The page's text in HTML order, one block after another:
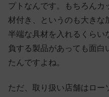
プトなんです。もちろんカ
材付き、というのも大きな
半端な具材を入れるくらい
負する製品があっても面白
たんですよね。
ただ、取り扱い店舗はロー